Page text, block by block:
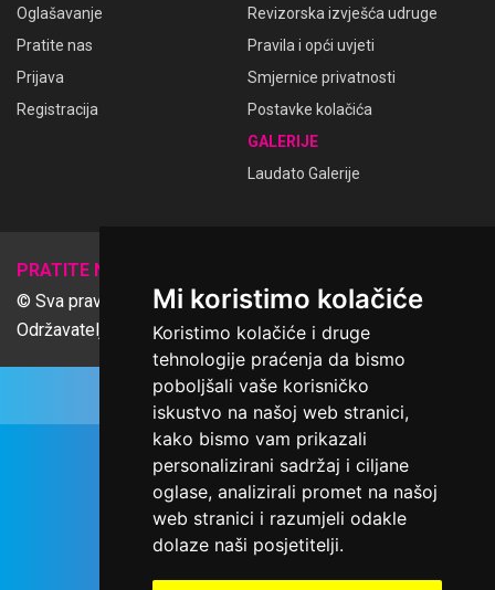
Mi koristimo kolačiće
Koristimo kolačiće i druge
tehnologije praćenja da bismo
poboljšali vaše korisničko
iskustvo na našoj web stranici,
kako bismo vam prikazali
personalizirani sadržaj i ciljane
oglase, analizirali promet na našoj
web stranici i razumjeli odakle
dolaze naši posjetitelji.
Oglašavanje
Pratite nas
Prijava
Registracija
Revizorska izvješća udruge
Pravila i opći uvjeti
Smjernice privatnosti
Postavke kolačića
GALERIJE
Laudato Galerije
PRATITE NAS
© Sva prava pridržana Udruga Ime dobrote
Održavatelj Netcom d.o.o., Riva 6, Rijeka